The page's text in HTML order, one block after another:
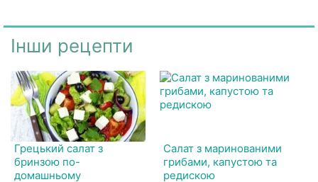
Інши рецепти
Грецький салат з
бринзою по-
домашньому
Салат з маринованими
грибами, капустою та
редискою